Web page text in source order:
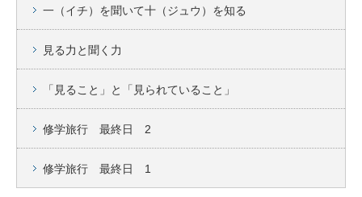
一（イチ）を聞いて十（ジュウ）を知る
見る力と聞く力
「見ること」と「見られていること」
修学旅行 最終日 2
修学旅行 最終日 1